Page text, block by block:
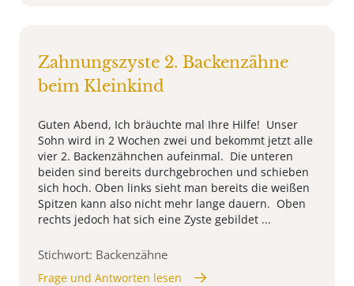
Zahnungszyste 2. Backenzähne
beim Kleinkind
Guten Abend, Ich bräuchte mal Ihre Hilfe! Unser
Sohn wird in 2 Wochen zwei und bekommt jetzt alle
vier 2. Backenzähnchen aufeinmal. Die unteren
beiden sind bereits durchgebrochen und schieben
sich hoch. Oben links sieht man bereits die weißen
Spitzen kann also nicht mehr lange dauern. Oben
rechts jedoch hat sich eine Zyste gebildet ...
Stichwort: Backenzähne
Frage und Antworten lesen